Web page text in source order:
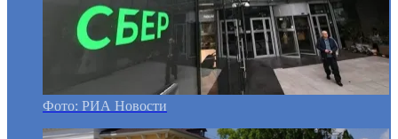
Фото: РИА Новости